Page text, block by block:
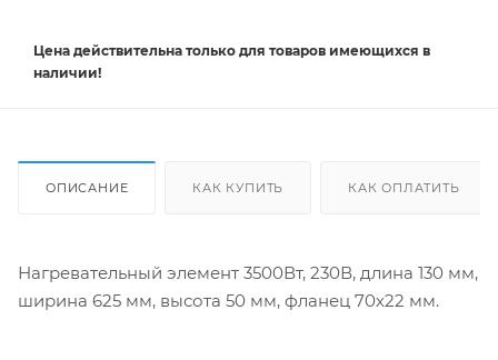
Цена действительна только для товаров имеющихся в
наличии!
ОПИСАНИЕ КАК КУПИТЬ КАК ОПЛАТИТЬ
Нагревательный элемент 3500Вт, 230В, длина 130 мм,
ширина 625 мм, высота 50 мм, фланец 70х22 мм.